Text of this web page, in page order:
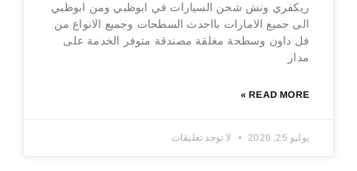
ريكفري ونش شحن السيارات في ابوظبي ومن ابوظبي
الى جميع الامارات بااحدث السطحات وجميع الانواع من
فل داون وسطحة مغلقة مصندقة متوفر الخدمة على
مدار
READ MORE »
يوليو 25, 2026 لا توجد تعليقات